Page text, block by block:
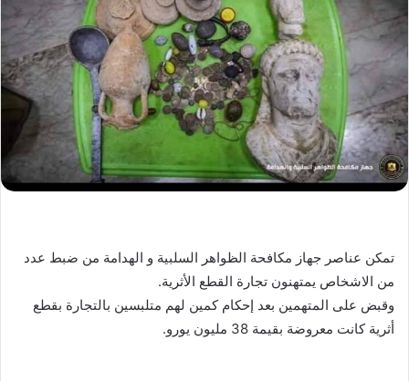
تمكن عناصر جهاز مكافحة الظواهر السلبية و الهدامة من ضبط عدد
من الاشخاص يمتهنون تجارة القطع الأثرية.
وقبض على المتهمين بعد إحكام كمين لهم متلبسين بالتجارة بقطع
أثرية كانت معروضة بقيمة 38 مليون يورو.